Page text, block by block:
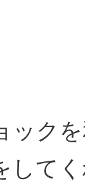
ク
して